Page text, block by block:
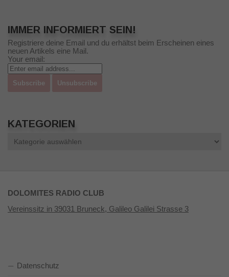
IMMER INFORMIERT SEIN!
Registriere deine Email und du erhältst beim Erscheinen eines
neuen Artikels eine Mail.
Your email:
KATEGORIEN
DOLOMITES RADIO CLUB
Vereinssitz in 39031 Bruneck, Galileo Galilei Strasse 3
Datenschutz